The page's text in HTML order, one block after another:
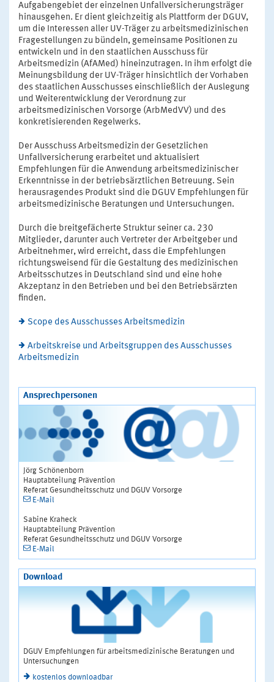
Aufgabengebiet der einzelnen Unfallversicherungsträger
hinausgehen. Er dient gleichzeitig als Plattform der DGUV,
um die Interessen aller UV-Träger zu arbeitsmedizinischen
Fragestellungen zu bündeln, gemeinsame Positionen zu
entwickeln und in den staatlichen Ausschuss für
Arbeitsmedizin (AfAMed) hineinzutragen. In ihm erfolgt die
Meinungsbildung der UV-Träger hinsichtlich der Vorhaben
des staatlichen Ausschusses einschließlich der Auslegung
und Weiterentwicklung der Verordnung zur
arbeitsmedizinischen Vorsorge (ArbMedVV) und des
konkretisierenden Regelwerks.
Der Ausschuss Arbeitsmedizin der Gesetzlichen
Unfallversicherung erarbeitet und aktualisiert
Empfehlungen für die Anwendung arbeitsmedizinischer
Erkenntnisse in der betriebsärztlichen Betreuung. Sein
herausragendes Produkt sind die DGUV Empfehlungen für
arbeitsmedizinische Beratungen und Untersuchungen.
Durch die breitgefächerte Struktur seiner ca. 230
Mitglieder, darunter auch Vertreter der Arbeitgeber und
Arbeitnehmer, wird erreicht, dass die Empfehlungen
richtungsweisend für die Gestaltung des medizinischen
Arbeitsschutzes in Deutschland sind und eine hohe
Akzeptanz in den Betrieben und bei den Betriebsärzten
finden.
Scope des Ausschusses Arbeitsmedizin
Arbeitskreise und Arbeitsgruppen des Ausschusses
Arbeitsmedizin
Ansprechpersonen
Jörg Schönenborn
Hauptabteilung Prävention
Referat Gesundheitsschutz und DGUV Vorsorge
E-Mail
Sabine Kraheck
Hauptabteilung Prävention
Referat Gesundheitsschutz und DGUV Vorsorge
E-Mail
Download
DGUV Empfehlungen für arbeitsmedizinische Beratungen und
Untersuchungen
kostenlos downloadbar